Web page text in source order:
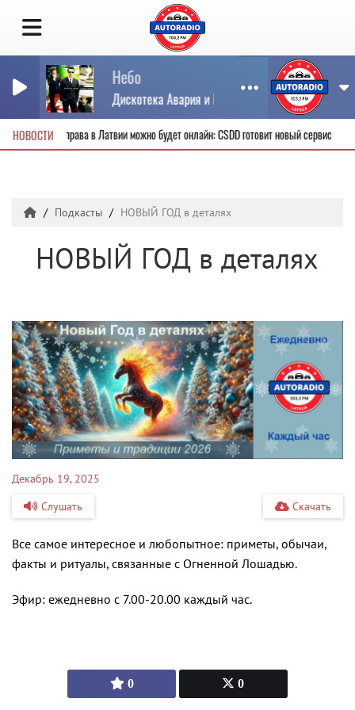
Небо
Дискотека Авария и Моральный Кодекс
НОВОСТИ
водительские права в Латвии можно будет онлайн: CSDD готовит новый сервис
Подкасты НОВЫЙ ГОД в деталях
НОВЫЙ ГОД в деталях
0 0
Декабрь 19, 2025
Слушать
Скачать
Все самое интересное и любопытное: приметы, обычаи,
факты и ритуалы, связанные с Огненной Лошадью.
Эфир: ежедневно с 7.00-20.00 каждый час.